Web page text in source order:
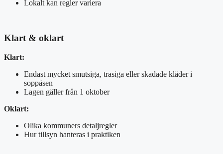
Lokalt kan regler variera
Klart & oklart
Klart:
Endast mycket smutsiga, trasiga eller skadade kläder i
soppåsen
Lagen gäller från 1 oktober
Oklart:
Olika kommuners detaljregler
Hur tillsyn hanteras i praktiken